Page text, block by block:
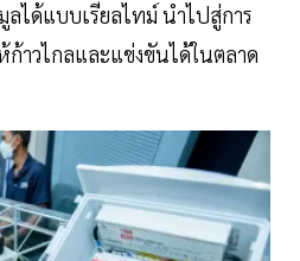
ได้แบบเรียลไทม์ นำไปสู่การ
าวไกลและแข่งขันได้ในตลาด